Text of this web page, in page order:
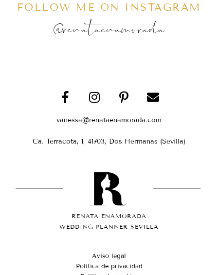
FOLLOW ME ON INSTAGRAM
@renataenamorada
vanessa@renataenamorada.com
Ca. Terracota, 1, 41703, Dos Hermanas (Sevilla)
RENATA ENAMORADA
WEDDING PLANNER SEVILLA
Aviso legal
Política de privacidad